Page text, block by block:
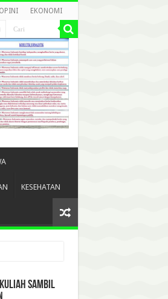
OPINI EKONOMI
KESEHATAN
SAMBIL